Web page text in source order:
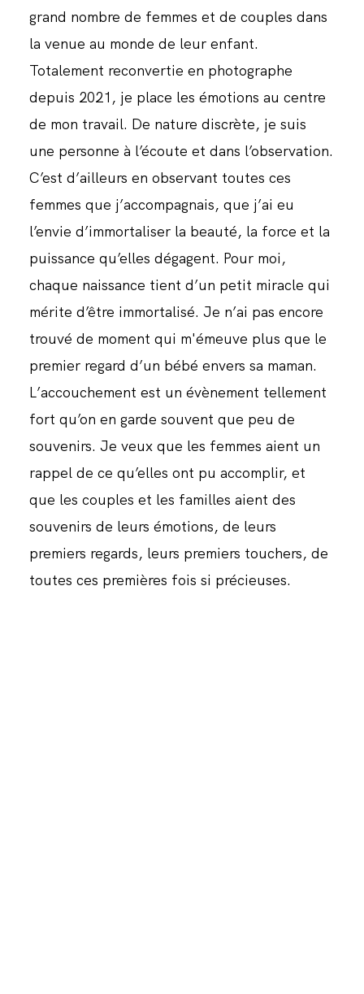
grand nombre de femmes et de couples dans
la venue au monde de leur enfant.
Totalement reconvertie en photographe
depuis 2021, je place les émotions au centre
de mon travail. De nature discrète, je suis
une personne à l’écoute et dans l’observation.
C’est d’ailleurs en observant toutes ces
femmes que j’accompagnais, que j’ai eu
l’envie d’immortaliser la beauté, la force et la
puissance qu’elles dégagent. Pour moi,
chaque naissance tient d’un petit miracle qui
mérite d’être immortalisé. Je n’ai pas encore
trouvé de moment qui m'émeuve plus que le
premier regard d’un bébé envers sa maman.
L’accouchement est un évènement tellement
fort qu’on en garde souvent que peu de
souvenirs. Je veux que les femmes aient un
rappel de ce qu’elles ont pu accomplir, et
que les couples et les familles aient des
souvenirs de leurs émotions, de leurs
premiers regards, leurs premiers touchers, de
toutes ces premières fois si précieuses.